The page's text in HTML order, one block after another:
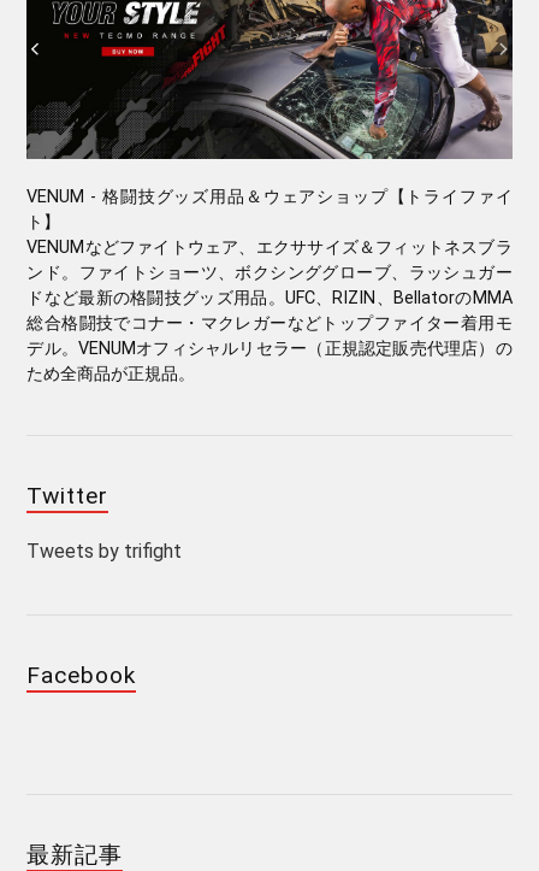
VENUM - 格闘技グッズ用品＆ウェアショップ【トライファイ
ト】
VENUMなどファイトウェア、エクササイズ＆フィットネスブラ
ンド。ファイトショーツ、ボクシンググローブ、ラッシュガー
ドなど最新の格闘技グッズ用品。UFC、RIZIN、BellatorのMMA
総合格闘技でコナー・マクレガーなどトップファイター着用モ
デル。VENUMオフィシャルリセラー（正規認定販売代理店）の
ため全商品が正規品。
Twitter
Tweets by trifight
Facebook
最新記事